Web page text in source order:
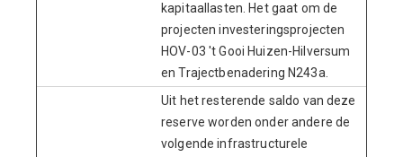
kapitaallasten. Het gaat om de
projecten investeringsprojecten
HOV-03 't Gooi Huizen-Hilversum
en Trajectbenadering N243a.
Uit het resterende saldo van deze
reserve worden onder andere de
volgende infrastructurele